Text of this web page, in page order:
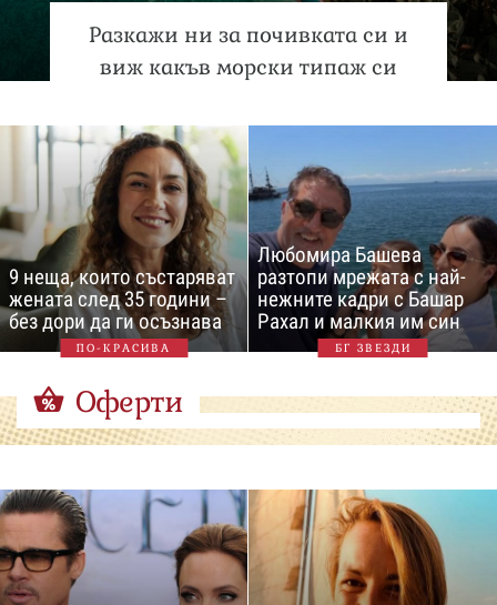
Разкажи ни за почивката си и
виж какъв морски типаж си
9 неща, които състаряват
жената след 35 години –
без дори да ги осъзнава
ПО-КРАСИВА
Любомира Башева
разтопи мрежата с най-
нежните кадри с Башар
Рахал и малкия им син
БГ ЗВЕЗДИ
Оферти